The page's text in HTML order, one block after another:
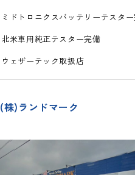
ミドトロニクスバッテリーテスタ
北米車用純正テスター完備
ウェザーテック取扱店
(株)ランドマーク